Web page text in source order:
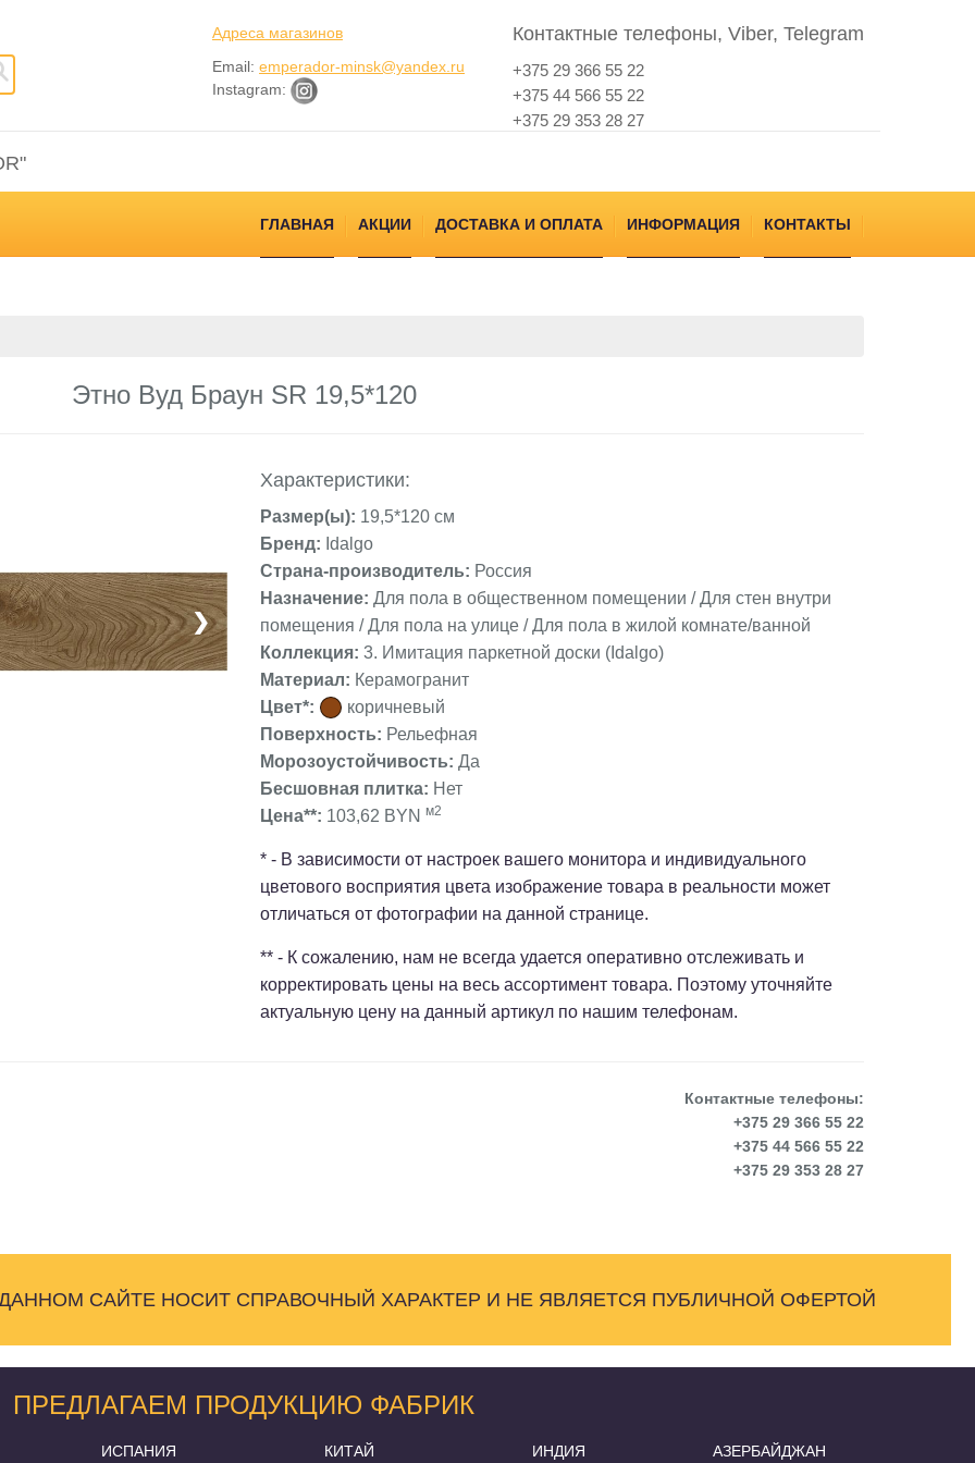
Адреса магазинов
Email: emperador-minsk@yandex.ru
Instagram:
Контактные телефоны, Viber, Telegram
+375 29 366 55 22
+375 44 566 55 22
+375 29 353 28 27
ГЛАВНАЯ АКЦИИ ДОСТАВКА И ОПЛАТА ИНФОРМАЦИЯ КОНТАКТЫ
Этно Вуд Браун SR 19,5*120
❯
Характеристики:
Размер(ы): 19,5*120 см
Бренд: Idalgo
Страна-производитель: Россия
Назначение: Для пола в общественном помещении / Для стен внутри
помещения / Для пола на улице / Для пола в жилой комнате/ванной
Коллекция: 3. Имитация паркетной доски (Idalgo)
Материал: Керамогранит
Цвет*:
коричневый
Поверхность: Рельефная
Морозоустойчивость: Да
Бесшовная плитка: Нет
Цена**: 103,62 BYN м2
* - В зависимости от настроек вашего монитора и индивидуального
цветового восприятия цвета изображение товара в реальности может
отличаться от фотографии на данной странице.
** - К сожалению, нам не всегда удается оперативно отслеживать и
корректировать цены на весь ассортимент товара. Поэтому уточняйте
актуальную цену на данный артикул по нашим телефонам.
Контактные телефоны:
+375 29 366 55 22
+375 44 566 55 22
+375 29 353 28 27
САЙТЕ НОСИТ СПРАВОЧНЫЙ ХАРАКТЕР И НЕ ЯВЛЯЕТСЯ ПУБЛИЧНОЙ ОФЕРТОЙ
ПРЕДЛАГАЕМ ПРОДУКЦИЮ ФАБРИК
ИСПАНИЯ КИТАЙ ИНДИЯ АЗЕРБАЙДЖАН